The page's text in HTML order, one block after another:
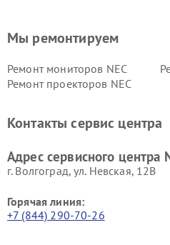
Мы ремонтируем
Ремонт мониторов NEC
Ремонт проекторов NEC
Контакты сервис центра
Адрес сервисного центра
г. Волгоград, ул. Невская, 12В
Горячая линия:
+7 (844) 290-70-26